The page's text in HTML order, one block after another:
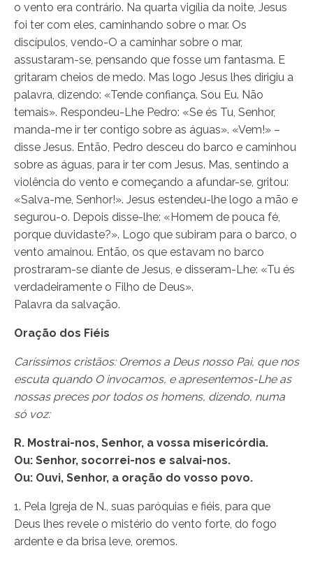
o vento era contrário. Na quarta vigília da noite, Jesus
foi ter com eles, caminhando sobre o mar. Os
discípulos, vendo-O a caminhar sobre o mar,
assustaram-se, pensando que fosse um fantasma. E
gritaram cheios de medo. Mas logo Jesus lhes dirigiu a
palavra, dizendo: «Tende confiança. Sou Eu. Não
temais». Respondeu-Lhe Pedro: «Se és Tu, Senhor,
manda-me ir ter contigo sobre as águas». «Vem!» –
disse Jesus. Então, Pedro desceu do barco e caminhou
sobre as águas, para ir ter com Jesus. Mas, sentindo a
violência do vento e começando a afundar-se, gritou:
«Salva-me, Senhor!». Jesus estendeu-lhe logo a mão e
segurou-o. Depois disse-lhe: «Homem de pouca fé,
porque duvidaste?». Logo que subiram para o barco, o
vento amainou. Então, os que estavam no barco
prostraram-se diante de Jesus, e disseram-Lhe: «Tu és
verdadeiramente o Filho de Deus».
Palavra da salvação.
Oração dos Fiéis
Caríssimos cristãos: Oremos a Deus nosso Pai, que nos
escuta quando O invocamos, e apresentemos-Lhe as
nossas preces por todos os homens, dizendo, numa
só voz:
R. Mostrai-nos, Senhor, a vossa misericórdia.
Ou: Senhor, socorrei-nos e salvai-nos.
Ou: Ouvi, Senhor, a oração do vosso povo.
1. Pela Igreja de N., suas paróquias e fiéis, para que
Deus lhes revele o mistério do vento forte, do fogo
ardente e da brisa leve, oremos.